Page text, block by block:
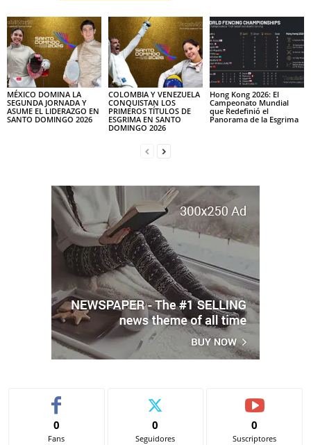
MÉXICO DOMINA LA
SEGUNDA JORNADA Y
ASUME EL LIDERAZGO EN
SANTO DOMINGO 2026
COLOMBIA Y VENEZUELA
CONQUISTAN LOS
PRIMEROS TÍTULOS DE
ESGRIMA EN SANTO
DOMINGO 2026
Hong Kong 2026: El
Campeonato Mundial
que Redefinió el
Panorama de la Esgrima
0
Fans
0
Seguidores
0
Suscriptores